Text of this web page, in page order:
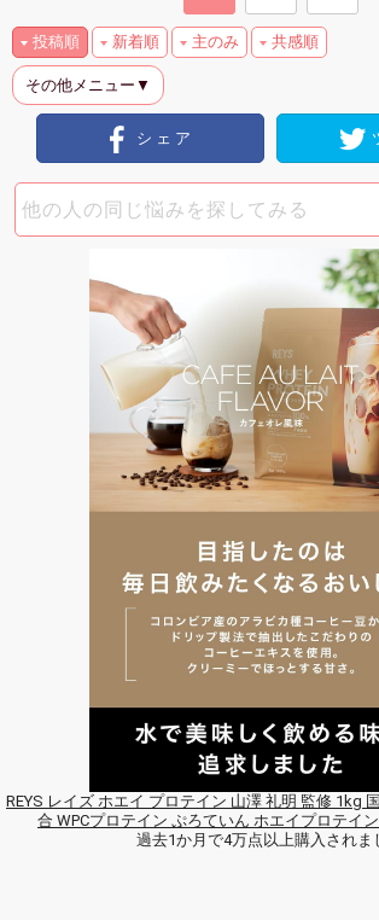
投稿順 新着順 主のみ 共感順
その他メニュー▼
シェア
REYS レイズ ホエイ プロテイン 山澤 礼明 監修 1kg
合 WPCプロテイン ぷろていん ホエイプロテイ
過去1か月で4万点以上購入されま